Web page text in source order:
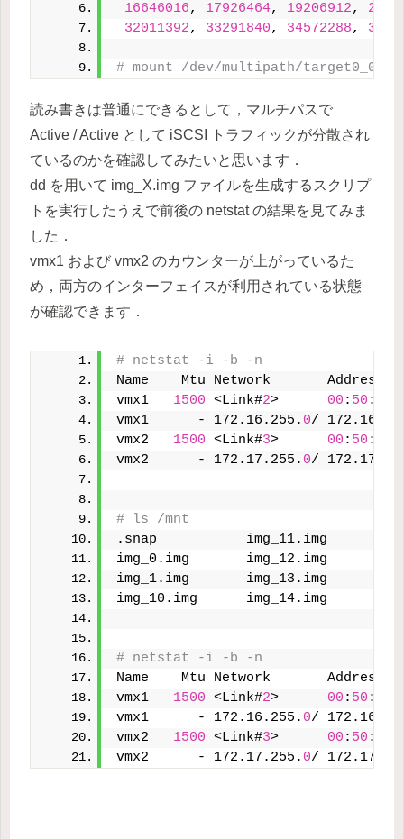
16646016, 17926464, 19206912,
32011392, 33291840, 34572288,
# mount /dev/multipath/target0_0 /
読み書きは普通にできるとして，マルチパスで
Active / Active として iSCSI トラフィックが分散され
ているのかを確認してみたいと思います．
dd を用いて img_X.img ファイルを生成するスクリプ
トを実行したうえで前後の netstat の結果を見てみま
した．
vmx1 および vmx2 のカウンターが上がっているた
め，両方のインターフェイスが利用されている状態
が確認できます．
# netstat -i -b -n
Name    Mtu Network
vmx1 1500 <Link#2> 00 : 50 :
vmx1      - 172.16.255. 0/
vmx2 1500 <Link#3> 00 : 50 :
vmx2      - 172.17.255. 0/
# ls /mnt
.snap           img_11.img
img_0.img       img_12.img
img_1.img       img_13.img
img_10.img      img_14.img
# netstat -i -b -n
Name    Mtu Network
vmx1 1500 <Link#2> 00 : 50 :
vmx1      - 172.16.255. 0/
vmx2 1500 <Link#3> 00 : 50 :
vmx2      - 172.17.255. 0/